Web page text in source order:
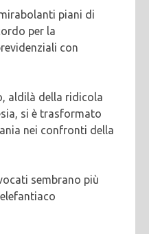
piani di
per la
con
aldilà della ridicola
si è trasformato
nei confronti della
sembrano più